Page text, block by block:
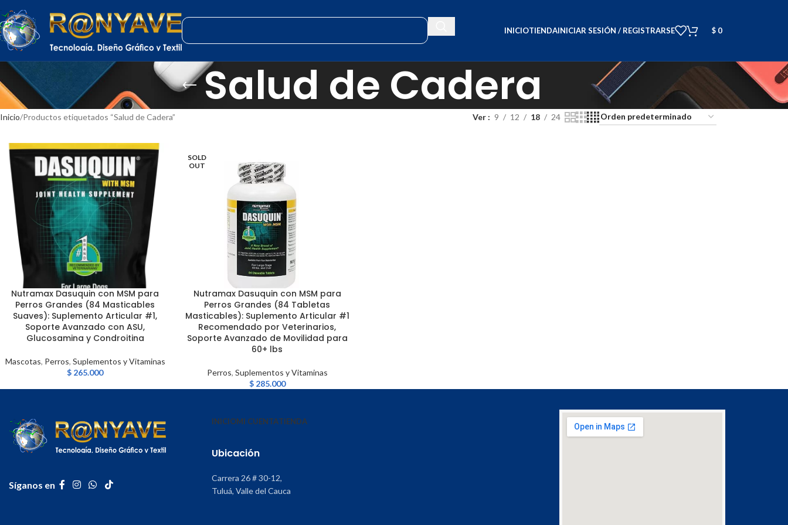
INICIOTIENDAINICIAR SESIÓN / REGISTRARSE $ 0
Salud de Cadera
Inicio Productos etiquetados “Salud de Cadera” Ver 9 12 18 24
AÑADIR AL CARRITO
Nutramax Dasuquin con MSM para
Perros Grandes (84 Masticables
Suaves): Suplemento Articular #1,
Soporte Avanzado con ASU,
Glucosamina y Condroitina
Mascotas, Perros, Suplementos y Vitaminas
$ 265.000
SOLD
OUT
LEER MÁS
Nutramax Dasuquin con MSM para
Perros Grandes (84 Tabletas
Masticables): Suplemento Articular #1
Recomendado por Veterinarios,
Soporte Avanzado de Movilidad para
60+ lbs
Perros, Suplementos y Vitaminas
$285.000
Síganos en
INICIOMI CUENTATIENDA
Ubicación
Carrera 26 # 30-12,
Tuluá, Valle del Cauca